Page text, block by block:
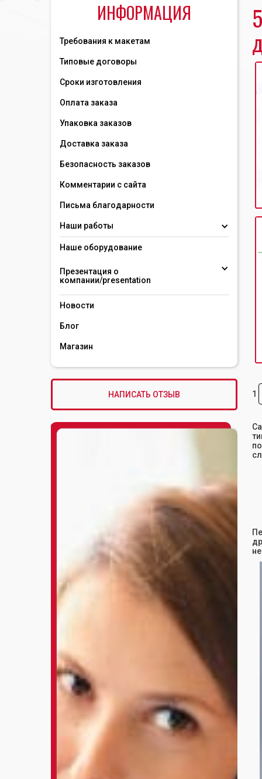
ИНФОРМАЦИЯ
Требования к макетам
Типовые договоры
Сроки изготовления
Оплата заказа
Упаковка заказов
Доставка заказа
Безопасность заказов
Комментарии с сайта
Письма благодарности
Наши работы
Наше оборудование
Презентация о
компании/presentation
Новости
Блог
Магазин
НАПИСАТЬ ОТЗЫВ 1